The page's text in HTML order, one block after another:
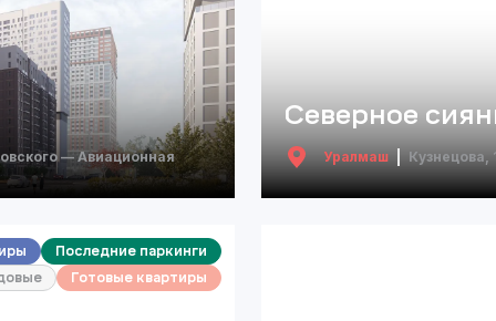
— Авиационная
Северное
Уралмаш Кузнецова,
Последние паркинги
Готовые квартиры